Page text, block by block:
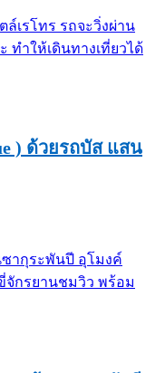
) ด้วยรถบัส แสน